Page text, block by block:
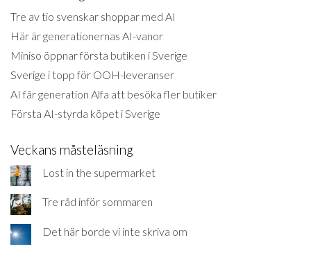
Tre av tio svenskar shoppar med AI
Här är generationernas AI-vanor
Miniso öppnar första butiken i Sverige
Sverige i topp för OOH-leveranser
AI får generation Alfa att besöka fler butiker
Första AI-styrda köpet i Sverige
Veckans måsteläsning
Lost in the supermarket
Tre råd inför sommaren
Det här borde vi inte skriva om